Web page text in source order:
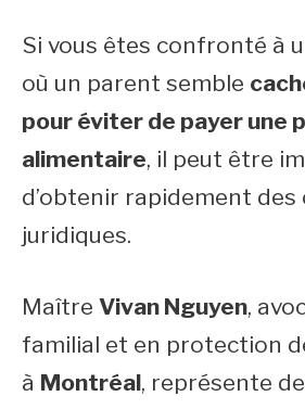
Si vous êtes confronté à
où un parent semble
pour éviter de payer une
alimentaire, il peut être
d’obtenir rapidement des
juridiques.
Maître Vivan Nguyen,
familial et en protection
à Montréal, représente